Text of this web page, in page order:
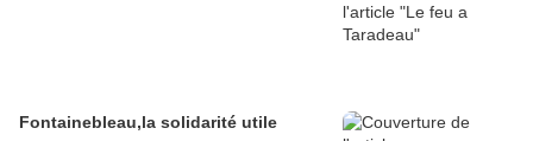
Fontainebleau,la solidarité utile